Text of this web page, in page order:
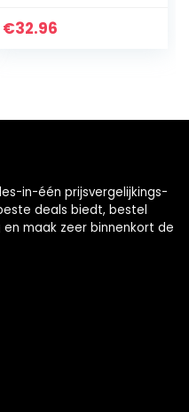
€32.96
in-één prijsvergelijkings-
deals biedt, bestel
maak zeer binnenkort de